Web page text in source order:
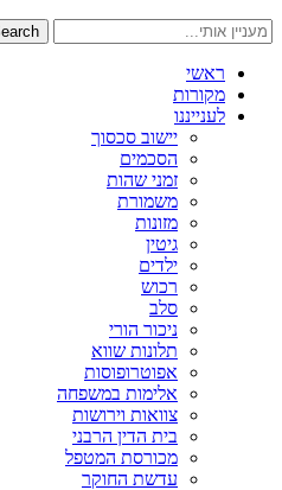
ראשי
מקורות
לענייננו
יישוב סכסוך
הסכמים
זמני שהות
משמורת
מזונות
גיטין
ילדים
רכוש
סלב
ניכור הורי
תלונות שווא
אפוטרופוסות
אלימות במשפחה
צוואות וירושות
בית הדין הרבני
מכורסת המטפל
עדשת החוקר